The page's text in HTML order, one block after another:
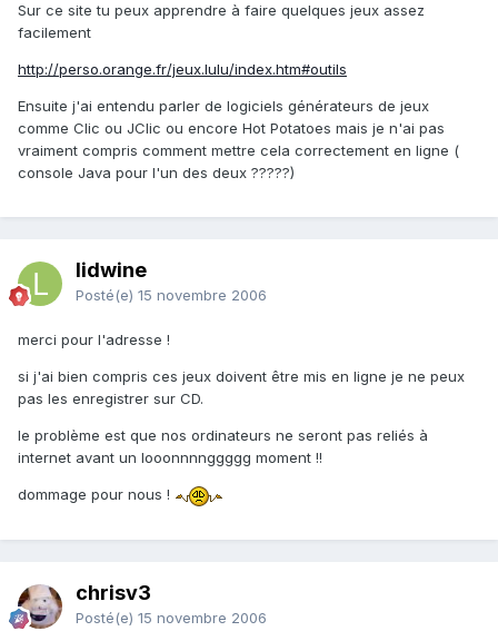
Sur ce site tu peux apprendre à faire quelques jeux assez
facilement
http://perso.orange.fr/jeux.lulu/index.htm#outils
Ensuite j'ai entendu parler de logiciels générateurs de jeux
comme Clic ou JClic ou encore Hot Potatoes mais je n'ai pas
vraiment compris comment mettre cela correctement en ligne (
console Java pour l'un des deux ?????)
lidwine
Posté(e) 15 novembre 2006
merci pour l'adresse !
si j'ai bien compris ces jeux doivent être mis en ligne je ne peux
pas les enregistrer sur CD.
le problème est que nos ordinateurs ne seront pas reliés à
internet avant un looonnnnggggg moment !!
dommage pour nous !
chrisv3
Posté(e) 15 novembre 2006